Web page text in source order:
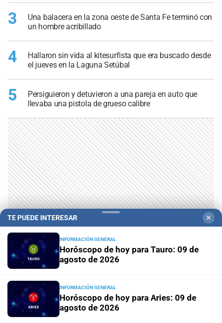
3
Una balacera en la zona oeste de Santa Fe terminó con
un hombre acribillado
4
Hallaron sin vida al kitesurfista que era buscado desde
el jueves en la Laguna Setúbal
5
Persiguieron y detuvieron a una pareja en auto que
llevaba una pistola de grueso calibre
TE PUEDE INTERESAR ✕
INFORMACIÓN GENERAL
Horóscopo de hoy para Tauro: 09 de
agosto de 2026
INFORMACIÓN GENERAL
Horóscopo de hoy para Aries: 09 de
agosto de 2026